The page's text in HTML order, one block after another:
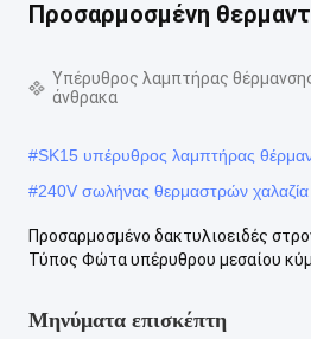
Προσαρμοσμένη
Υπέρυθρος λαμπτήρας
άνθρακα
#SK15 υπέρυθρος λαμπτήρας
#240V σωλήνας θερμαστρών χαλαζία
Προσαρμοσμένο δακτυλιοειδές
Τύπος Φώτα υπέρυθρου μεσαίου
Μηνύματα επισκέπτη